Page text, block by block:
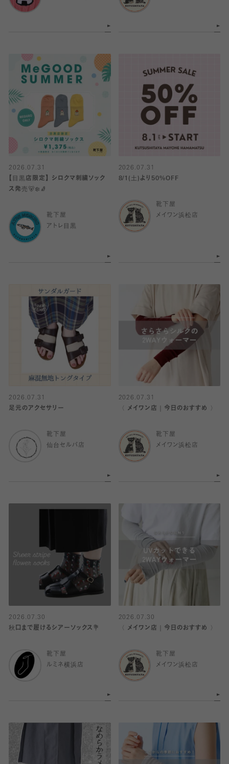
2026.07.31
【目黒店限定】 シロクマ刺繍ソック
ス発売🐻‍❄️🧦
靴下屋
アトレ目黒
2026.07.31
8/1(土)より50%OFF
靴下屋
メイワン浜松店
2026.07.31
足元のアクセサリー
靴下屋
仙台セルバ店
2026.07.31
〈 メイワン店｜今日のおすすめ 〉
靴下屋
メイワン浜松店
2026.07.30
秋口まで履けるシアーソックス💐
靴下屋
ルミネ横浜店
2026.07.30
〈 メイワン店｜今日のおすすめ 〉
靴下屋
メイワン浜松店